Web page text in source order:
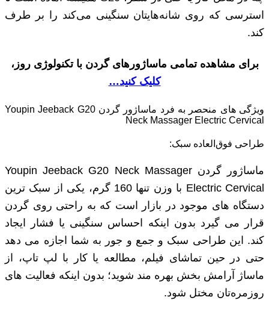
استرسی که روی شانه‌هایتان سنگینی می‌کند را بر طرف
کند.
برای مشاهده تمامی ماساژورهای گردن با تکنولوژی روز،
کلیک کنید…
ویژگی های منحصر به فرد ماساژور گردن Youpin Jeeback G20
Neck Massager Electric Cervical
طراحی فوق‌العاده سبک:
ماساژور گردن Youpin Jeeback G20 Neck Massager
Electric Cervical با وزن تنها 160 گرم، یکی از سبک ‌ترین
دستگاه‌ های موجود در بازار است که به ‌راحتی روی گردن
قرار می ‌گیرد بدون اینکه احساس سنگینی یا فشار ایجاد
کند. این طراحی سبک و جمع‌ و جور به شما اجازه می ‌دهد
حتی در حین تماشای فیلم، مطالعه یا کار با لپ‌ تاپ، از
ماساژ آرامش‌ بخش بهره‌ مند شوید؛ بدون اینکه فعالیت‌ های
روزمره‌تان مختل شود.